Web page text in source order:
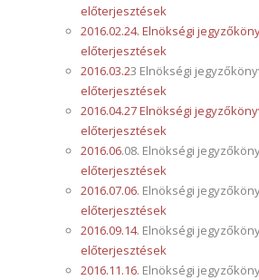
előterjesztések
2016.02.24. Elnökségi
előterjesztések
2016.03.23 Elnökségi
előterjesztések
2016.04.27 Elnökségi
előterjesztések
2016.06.08. Elnökségi
előterjesztések
2016.07.06. Elnökségi
előterjesztések
2016.09.14. Elnökségi
előterjesztések
2016.11.16. Elnökségi